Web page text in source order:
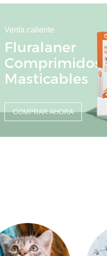
Venta caliente
Fluralaner
Comprimidos
Masticables
COMPRAR AHORA